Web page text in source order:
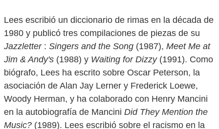
Lees escribió un diccionario de rimas en la década de
1980 y publicó tres compilaciones de piezas de su
Jazzletter: Singers and the Song (1987), Meet Me at
Jim & Andy's (1988) y Waiting for Dizzy(1991). Como
biógrafo, Lees ha escrito sobre Oscar Peterson, la
asociación de Alan Jay Lerner y Frederick Loewe,
Woody Herman, y ha colaborado con Henry Mancini
en la autobiografía de Mancini Did They Mention the
Music? (1989). Lees escribió sobre el racismo en la